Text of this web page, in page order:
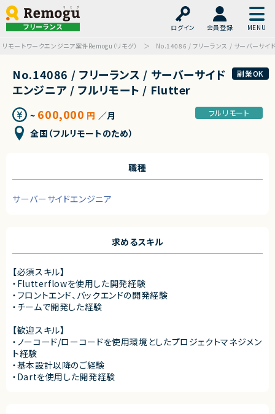
フリーランス ログイン
会員登録
リモートワークエンジニア案件Remogu（リモグ）
No.14086 / フリーランス / サーバーサイ
No.14086 / フリーランス / サーバーサイド
エンジニア / フルリモート / Flutter
~ 600,000 円 ／月
全国（フルリモートのため）
フルリモート
副業OK
職種
サーバーサイドエンジニア
求めるスキル
【必須スキル】
・Flutterflowを使用した開発経験
・フロントエンド、バックエンドの開発経験
・チームで開発した経験
【歓迎スキル】
・ノーコード/ローコードを使用環境としたプロジェクトマネジメン
ト経験
・基本設計以降のご経験
・Dartを使用した開発経験